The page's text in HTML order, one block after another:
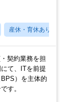
産休・育休あり
契約業務を担
て、ITを前提
）を主体的
す。